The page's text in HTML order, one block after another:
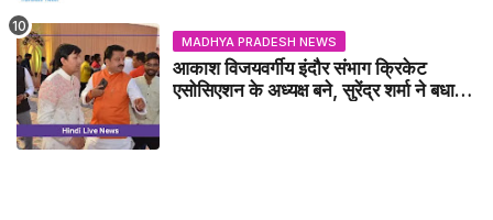
MADHYA PRADESH NEWS
आकाश विजयवर्गीय इंदौर संभाग क्रिकेट
एसोसिएशन के अध्यक्ष बने, सुरेंद्र शर्मा ने बधाई